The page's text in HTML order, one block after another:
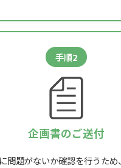
手順2
企画書のご送付
問題がないか確認を行うため、